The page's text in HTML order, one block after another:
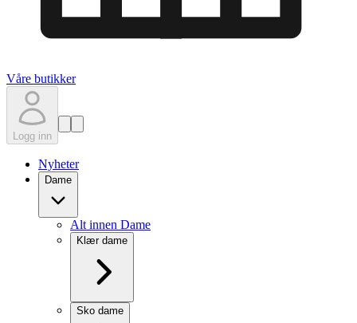
Våre butikker
Logg inn
Nyheter
Dame
Alt innen Dame
Klær dame
Sko dame